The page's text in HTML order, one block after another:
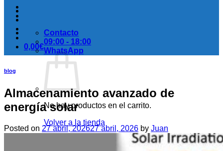
0,00€
No hay productos en el carrito.
Volver a la tienda
Contacto
09:00 - 18:00
WhatsApp
blog
Almacenamiento avanzado de
energía solar
Posted on 27 abril, 202627 abril, 2026 by Juan